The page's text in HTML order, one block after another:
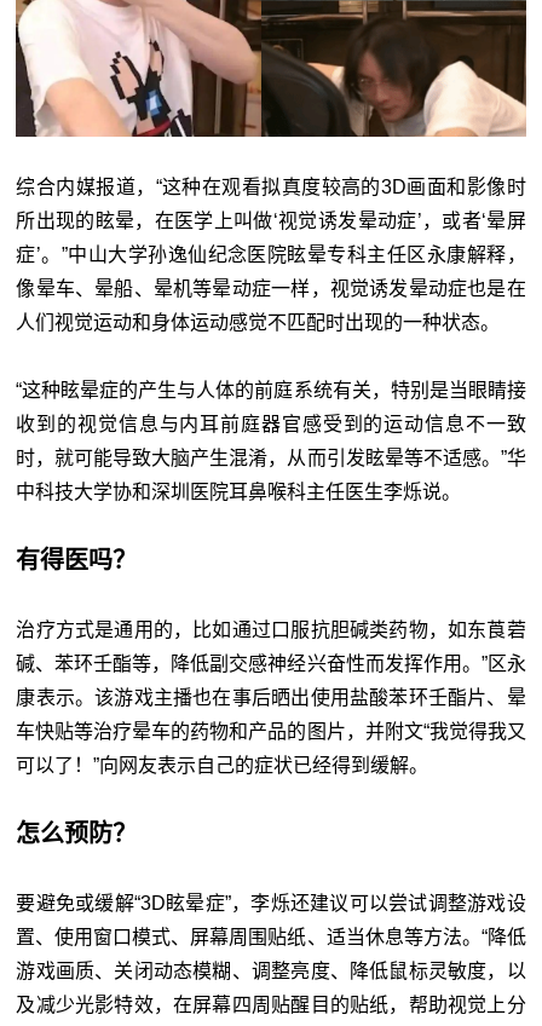
综合内媒报道，“这种在观看拟真度较高的3D画面和影像时
所出现的眩晕，在医学上叫做‘视觉诱发晕动症’，或者‘晕屏
症’。”中山大学孙逸仙纪念医院眩晕专科主任区永康解释，
像晕车、晕船、晕机等晕动症一样，视觉诱发晕动症也是在
人们视觉运动和身体运动感觉不匹配时出现的一种状态。
“这种眩晕症的产生与人体的前庭系统有关，特别是当眼睛接
收到的视觉信息与内耳前庭器官感受到的运动信息不一致
时，就可能导致大脑产生混淆，从而引发眩晕等不适感。”华
中科技大学协和深圳医院耳鼻喉科主任医生李烁说。
有得医吗？
治疗方式是通用的，比如通过口服抗胆碱类药物，如东莨菪
碱、苯环壬酯等，降低副交感神经兴奋性而发挥作用。”区永
康表示。该游戏主播也在事后晒出使用盐酸苯环壬酯片、晕
车快贴等治疗晕车的药物和产品的图片，并附文“我觉得我又
可以了！”向网友表示自己的症状已经得到缓解。
怎么预防？
要避免或缓解“3D眩晕症”，李烁还建议可以尝试调整游戏设
置、使用窗口模式、屏幕周围贴纸、适当休息等方法。“降低
游戏画质、关闭动态模糊、调整亮度、降低鼠标灵敏度，以
及减少光影特效，在屏幕四周贴醒目的贴纸，帮助视觉上分